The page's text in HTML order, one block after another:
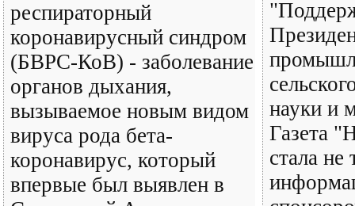
респираторный
коронавирусный синдром
(БВРС-КоВ) - заболевание
органов дыхания,
вызываемое новым видом
вируса рода бета-
коронавирус, который
впервые был выявлен в
науки и
Газета
стала не